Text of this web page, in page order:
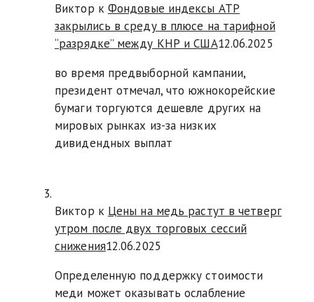
Виктор к Фондовые индексы АТР
закрылись в среду в плюсе на тарифной
“разрядке” между КНР и США12.06.2025
во время предвыборной кампании,
президент отмечал, что южнокорейские
бумаги торгуются дешевле других на
мировых рынках из-за низких
дивидендных выплат
Виктор к Цены на медь растут в четверг
утром после двух торговых сессий
снижения12.06.2025
Определенную поддержку стоимости
меди может оказывать ослабление